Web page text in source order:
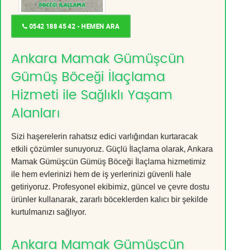
0542 188 45 42 - HEMEN ARA
Ankara Mamak Gümüşcün
Gümüş Böceği İlaçlama
Hizmeti ile Sağlıklı Yaşam
Alanları
Sizi haşerelerin rahatsız edici varlığından kurtaracak
etkili çözümler sunuyoruz. Güçlü İlaçlama olarak, Ankara
Mamak Gümüşcün Gümüş Böceği İlaçlama hizmetimiz
ile hem evlerinizi hem de iş yerlerinizi güvenli hale
getiriyoruz. Profesyonel ekibimiz, güncel ve çevre dostu
ürünler kullanarak, zararlı böceklerden kalıcı bir şekilde
kurtulmanızı sağlıyor.
Ankara Mamak Gümüşcün